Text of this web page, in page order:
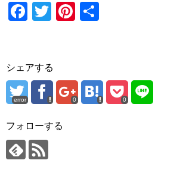
F
e
b
o
o
k
T
er
Pi
st
シェアする
error 0 0
フォローする